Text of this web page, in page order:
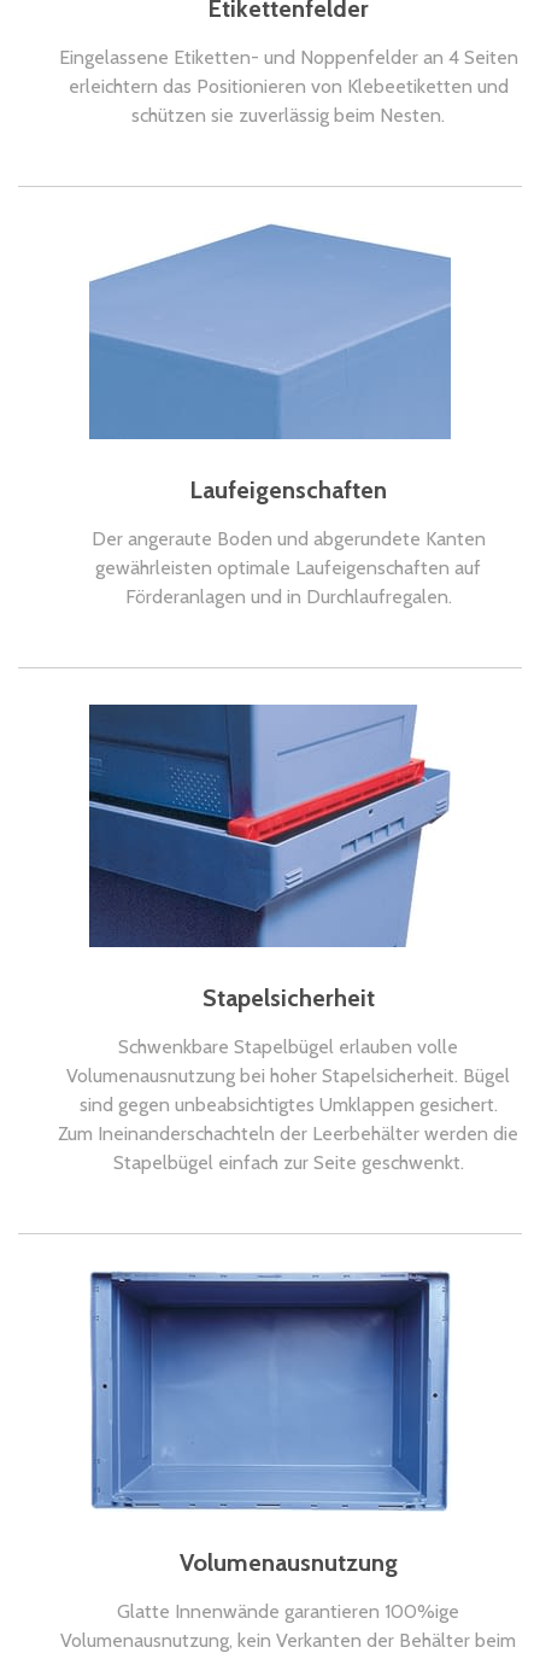
Etikettenfelder
Eingelassene Etiketten- und Noppenfelder an 4 Seiten
erleichtern das Positionieren von Klebeetiketten und
schützen sie zuverlässig beim Nesten.
Laufeigenschaften
Der angeraute Boden und abgerundete Kanten
gewährleisten optimale Laufeigenschaften auf
Förderanlagen und in Durchlaufregalen.
Stapelsicherheit
Schwenkbare Stapelbügel erlauben volle
Volumenausnutzung bei hoher Stapelsicherheit. Bügel
sind gegen unbeabsichtigtes Umklappen gesichert.
Zum Ineinanderschachteln der Leerbehälter werden die
Stapelbügel einfach zur Seite geschwenkt.
Volumenausnutzung
Glatte Innenwände garantieren 100%ige
Volumenausnutzung, kein Verkanten der Behälter beim